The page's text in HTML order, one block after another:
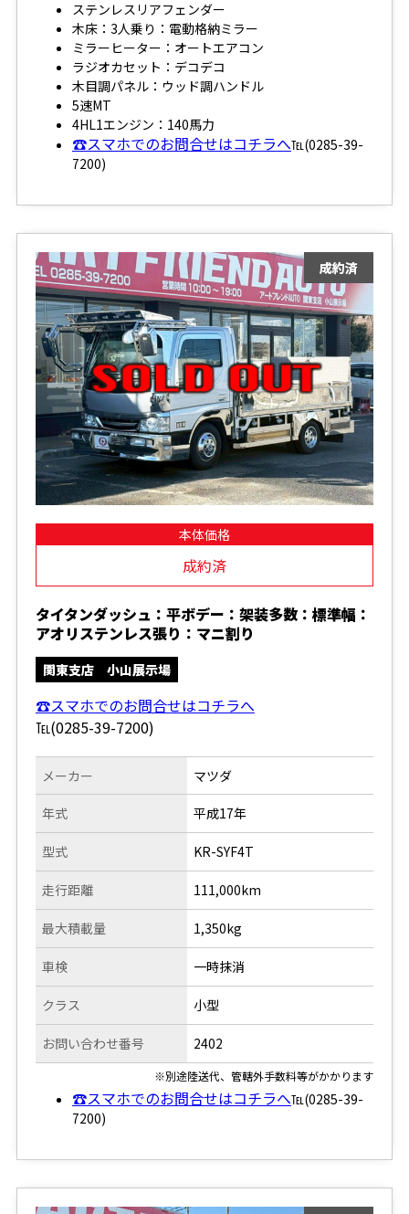
ステンレスリアフェンダー
木床：3人乗り：電動格納ミラー
ミラーヒーター：オートエアコン
ラジオカセット：デコデコ
木目調パネル：ウッド調ハンドル
5速MT
4HL1エンジン：140馬力
☎スマホでのお問合せはコチラへ℡(0285-39-
7200)
本体価格
成約済
タイタンダッシュ：平ボデー：架装多数：標準幅：
アオリステンレス張り：マニ割り
関東支店 小山展示場
☎スマホでのお問合せはコチラへ
℡(0285-39-7200)
メーカー
年式
型式
走行距離
マツダ
平成17年
KR-SYF4T
111,000km
最大積載量
車検
クラス
お問い合わせ番号
1,350kg
一時抹消
小型
2402
※別途陸送代、管轄外手数料等がかかります
☎スマホでのお問合せはコチラへ℡(0285-39-
7200)